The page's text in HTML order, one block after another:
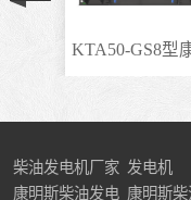
柴油发电机厂家 发电机
康明斯柴油发电 康明斯